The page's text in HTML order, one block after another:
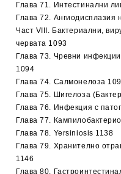
Глава 71. Интестинални
Глава 72. Ангиодисплазия
Част VІІІ. Бактериални,
червата 1093
Глава 73. Чревни
1094
Глава 74. Салмонелоза
Глава 75. Шигелоза
Глава 76. Инфекция с
Глава 77.
Глава 78. Yersiniosis 1138
Глава 79. Хранително
1146
Глава 80.